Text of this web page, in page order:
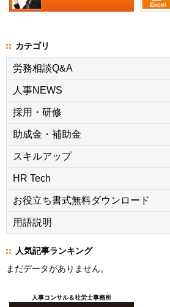
カテゴリ
労務相談Q&A
人事NEWS
採用・研修
助成金・補助金
スキルアップ
HR Tech
お役立ち書式無料ダウンロード
用語説明
人気記事ランキング
まだデータがありません。
人事コンサル＆社労士事務所